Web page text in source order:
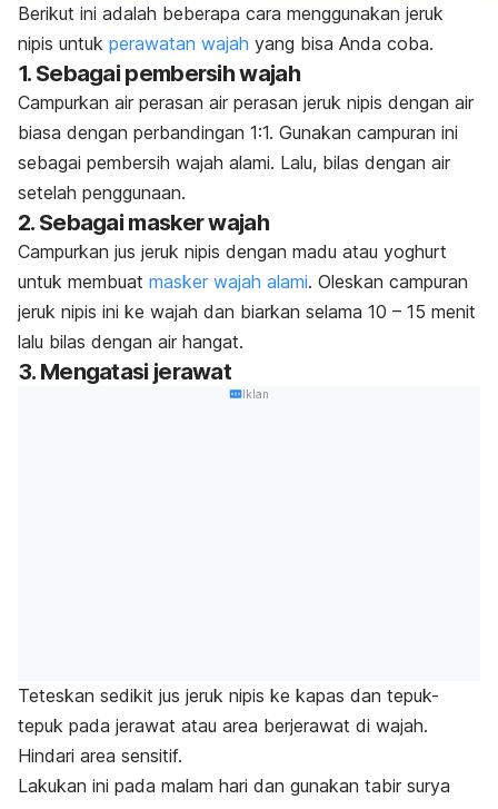
Berikut ini adalah beberapa cara menggunakan jeruk
nipis untuk perawatan wajah yang bisa Anda coba.
1. Sebagai pembersih wajah
Campurkan air perasan air perasan jeruk nipis dengan air
biasa dengan perbandingan 1:1. Gunakan campuran ini
sebagai pembersih wajah alami. Lalu, bilas dengan air
setelah penggunaan.
2. Sebagai masker wajah
Campurkan jus jeruk nipis dengan madu atau yoghurt
untuk membuat masker wajah alami. Oleskan campuran
jeruk nipis ini ke wajah dan biarkan selama 10 – 15 menit
lalu bilas dengan air hangat.
3. Mengatasi jerawat
Iklan
Teteskan sedikit jus jeruk nipis ke kapas dan tepuk-
tepuk pada jerawat atau area berjerawat di wajah.
Hindari area sensitif.
Lakukan ini pada malam hari dan gunakan tabir surya